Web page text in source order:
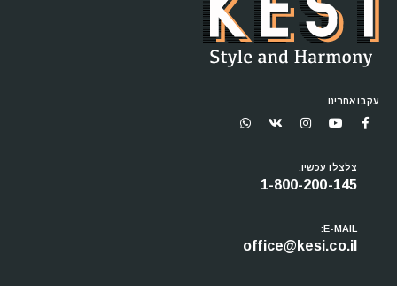
עקבו אחרינו
צלצלו עכשיו:
E-MAIL: